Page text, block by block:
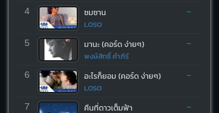
4 ซมซาน
LOSO
-
5 มานะ (คอร์ด ง่ายๆ)
พงษ์สิทธิ์ คำภีร์
-
6 อะไรก็ยอม (คอร์ด ง่ายๆ)
LOSO
-
7 คืนที่ดาวเต็มฟ้า -